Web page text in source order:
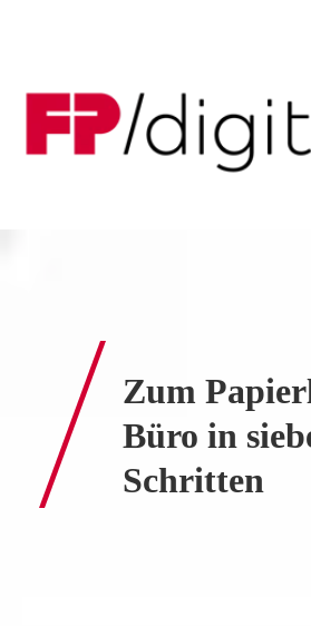
Zum
Büro in
Schritten